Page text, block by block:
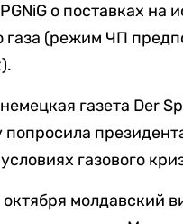
о поставках на
газа (режим ЧП
газета Der
попросила
газового
молдавский